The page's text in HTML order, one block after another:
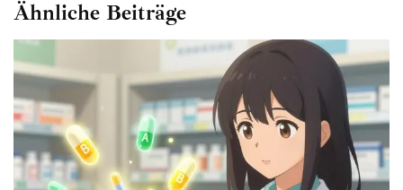
Ähnliche Beiträge